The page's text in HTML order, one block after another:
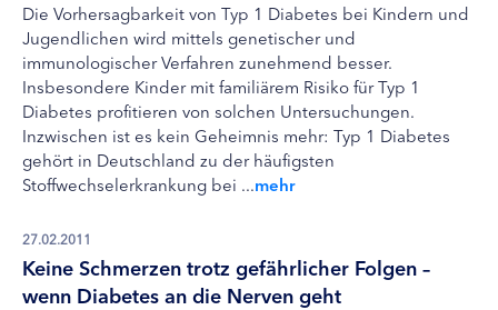
Die Vorhersagbarkeit von Typ 1 Diabetes bei Kindern und
Jugendlichen wird mittels genetischer und
immunologischer Verfahren zunehmend besser.
Insbesondere Kinder mit familiärem Risiko für Typ 1
Diabetes profitieren von solchen Untersuchungen.
Inzwischen ist es kein Geheimnis mehr: Typ 1 Diabetes
gehört in Deutschland zu der häufigsten
Stoffwechselerkrankung bei ...mehr
27.02.2011
Keine Schmerzen trotz gefährlicher Folgen –
wenn Diabetes an die Nerven geht